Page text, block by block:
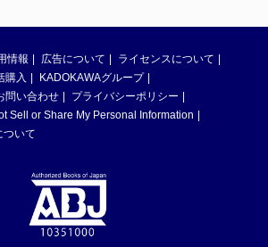
情報 広告について
ライセンスについて
購入
KADOKAWAグループ
問い合わせ
プライバシーポリシー
Sell or Share My Personal Information
ついて